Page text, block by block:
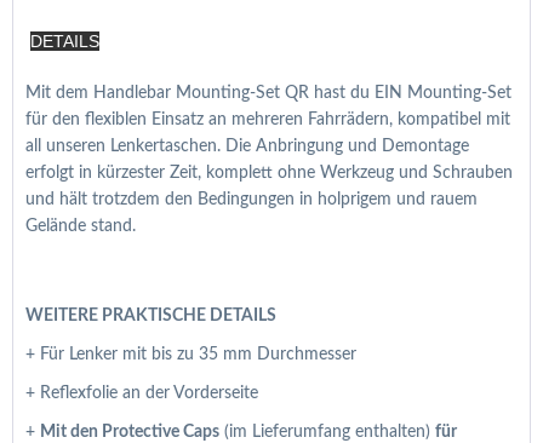
DETAILS
Mit dem Handlebar Mounting-Set QR hast du EIN Mounting-Set
für den flexiblen Einsatz an mehreren Fahrrädern, kompatibel mit
all unseren Lenkertaschen. Die Anbringung und Demontage
erfolgt in kürzester Zeit, komplett ohne Werkzeug und Schrauben
und hält trotzdem den Bedingungen in holprigem und rauem
Gelände stand.
WEITERE PRAKTISCHE DETAILS
+ Für Lenker mit bis zu 35 mm Durchmesser
+ Reflexfolie an der Vorderseite
+ Mit den Protective Caps (im Lieferumfang enthalten) für